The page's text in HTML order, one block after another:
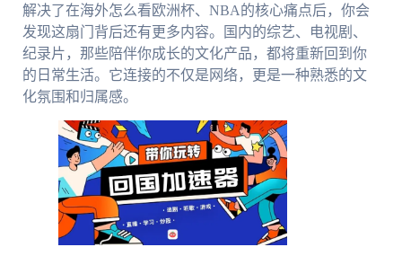
解决了在海外怎么看欧洲杯、NBA的核心痛点后，你会
发现这扇门背后还有更多内容。国内的综艺、电视剧、
纪录片，那些陪伴你成长的文化产品，都将重新回到你
的日常生活。它连接的不仅是网络，更是一种熟悉的文
化氛围和归属感。